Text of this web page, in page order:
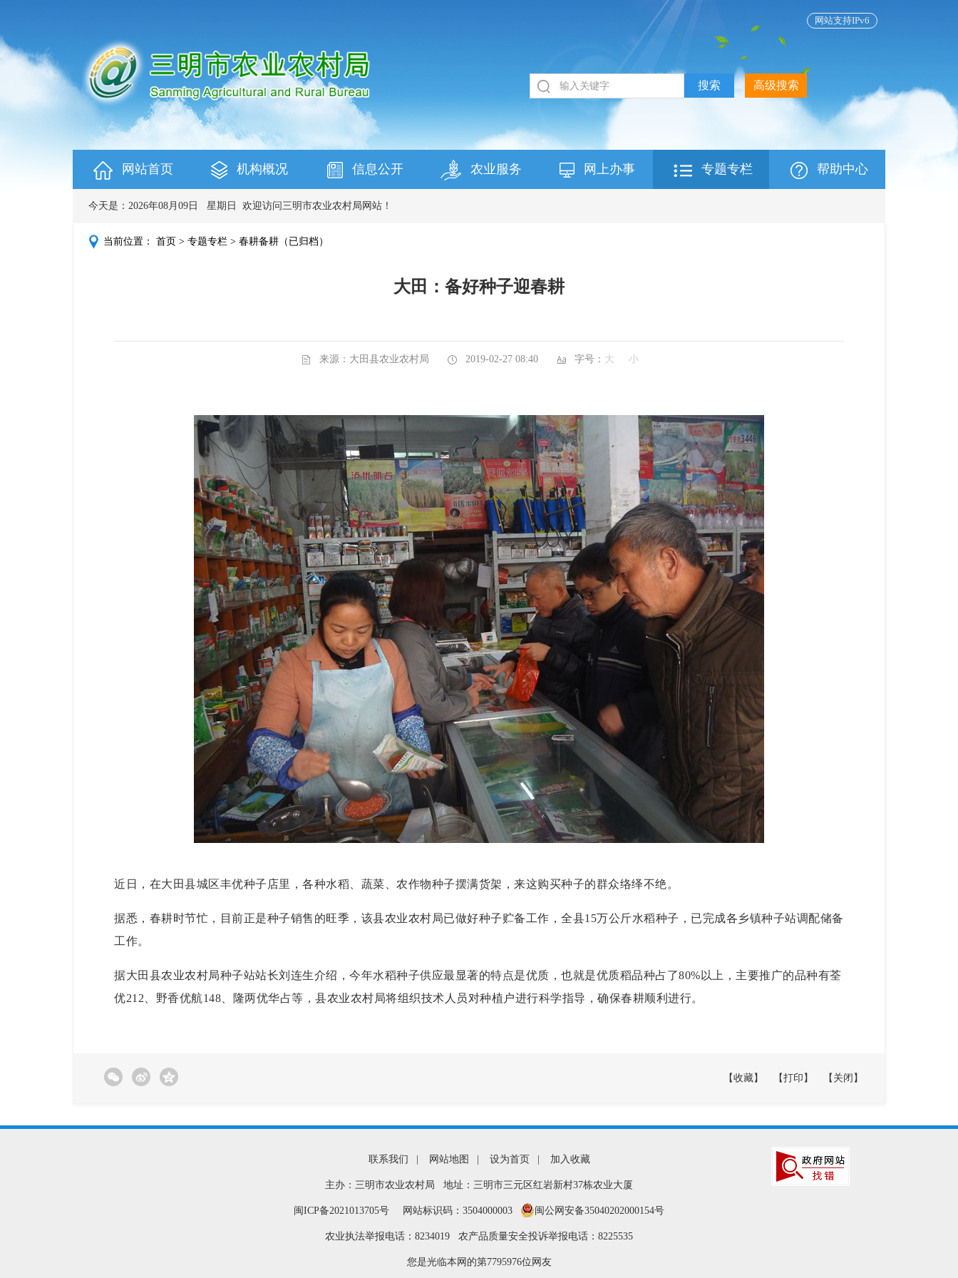
网站支持IPv6
网站首页 机构概况 信息公开 农业服务 网上办事 专题专栏 帮助中心
今天是： 2026年08月09日 星期日 欢迎访问三明市农业农村局网站！
当前位置： 首页 > 专题专栏 > 春耕备耕（已归档）
大田：备好种子迎春耕
来源：大田县农业农村局 2019-02-27 08:40 字号： 大 小
近日，在大田县城区丰优种子店里，各种水稻、蔬菜、农作物种子摆满货架，来这购买种子的群众络绎不绝。
据悉，春耕时节忙，目前正是种子销售的旺季，该县农业农村局已做好种子贮备工作，全县15万公斤水稻种子，已完成各乡镇种子站调配储备
工作。
据大田县农业农村局种子站站长刘连生介绍，今年水稻种子供应最显著的特点是优质，也就是优质稻品种占了80% 以上，主要推广的品种有荃
优212 、野香优航148 、隆两优华占等，县农业农村局将组织技术人员对种植户进行科学指导，确保春耕顺利进行。
【收藏】 【打印】 【关闭】
联系我们 网站地图 设为首页 加入收藏
主办：三明市农业农村局 地址：三明市三元区红岩新村37栋农业大厦
闽ICP备2021013705号 网站标识码：3504000003 闽公网安备35040202000154号
农业执法举报电话：8234019 农产品质量安全投诉举报电话：8225535
您是光临本网的第7795976位网友